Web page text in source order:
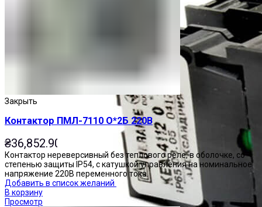
Закрыть
Контактор ПМЛ-7110 О*2Б 220В
₴36,852.90
Контактор нереверсивный без теплового реле, в оболочке, со
степенью защиты IP54, с катушкой управления на номинальное
напряжение 220В переменного тока.
Добавить в список желаний
В корзину
Просмотр